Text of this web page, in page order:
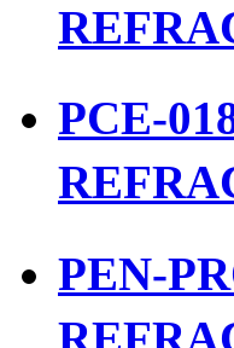
PCE-
PEN-